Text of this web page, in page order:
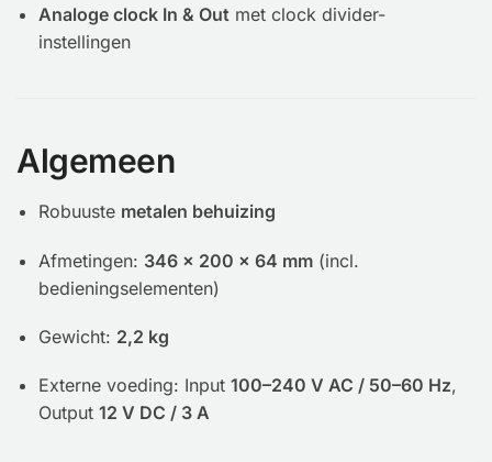
Analoge clock In & Out met clock divider-
instellingen
Algemeen
Robuuste metalen behuizing
Afmetingen: 346 × 200 × 64 mm (incl.
bedieningselementen)
Gewicht: 2,2 kg
Externe voeding: Input 100–240 V AC / 50–60 Hz,
Output 12 V DC / 3 A